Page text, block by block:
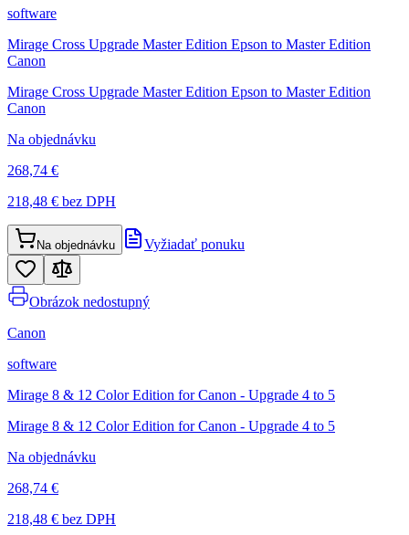
software
Mirage Cross Upgrade Master Edition Epson to Master Edition
Canon
Mirage Cross Upgrade Master Edition Epson to Master Edition
Canon
Na objednávku
268,74 €
218,48 € bez DPH
Na objednávku Vyžiadať ponuku
Obrázok nedostupný
Canon
software
Mirage 8 & 12 Color Edition for Canon - Upgrade 4 to 5
Mirage 8 & 12 Color Edition for Canon - Upgrade 4 to 5
Na objednávku
268,74 €
218,48 € bez DPH